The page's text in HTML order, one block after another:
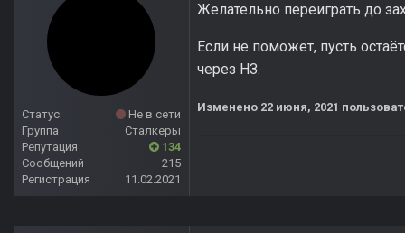
Статус
Не в сети
Группа
Сталкеры
Репутация
134
Сообщений
215
Регистрация
11.02.2021
Желательно переиграть до
Если не поможет, пусть
через НЗ.
Изменено 22 июня, 2021